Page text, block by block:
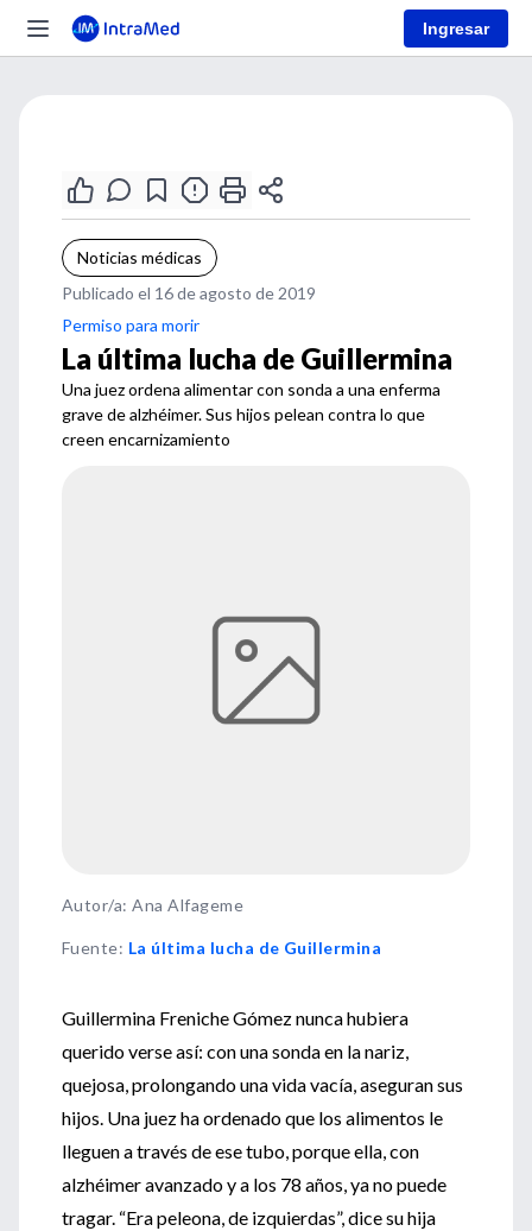
Ingresar
Noticias médicas
Publicado el 16 de agosto de 2019
Permiso para morir
La última lucha de Guillermina
Una juez ordena alimentar con sonda a una enferma
grave de alzhéimer. Sus hijos pelean contra lo que
creen encarnizamiento
Autor/a: Ana Alfageme
Fuente: La última lucha de Guillermina
Guillermina Freniche Gómez nunca hubiera
querido verse así: con una sonda en la nariz,
quejosa, prolongando una vida vacía, aseguran sus
hijos. Una juez ha ordenado que los alimentos le
lleguen a través de ese tubo, porque ella, con
alzhéimer avanzado y a los 78 años, ya no puede
tragar. “Era peleona, de izquierdas”, dice su hija